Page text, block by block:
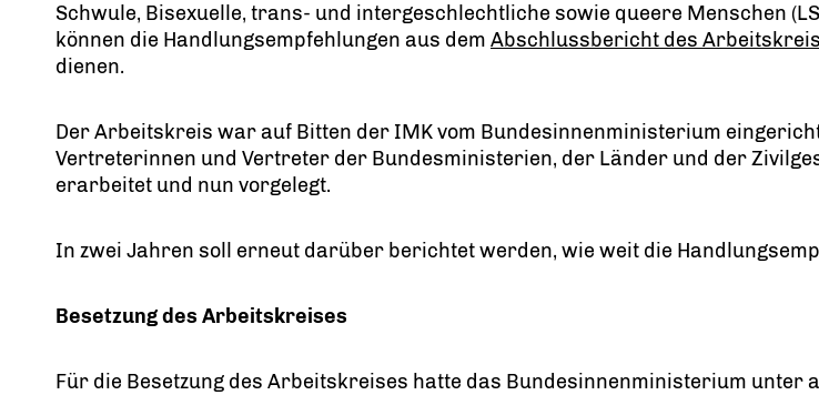
Schwule, Bisexuelle, trans- und intergeschlechtliche sowie queere Menschen
können die Handlungsempfehlungen aus dem Abschlussbericht des
dienen.
Der Arbeitskreis war auf Bitten der IMK vom Bundesinnenministerium
Vertreterinnen und Vertreter der Bundesministerien, der Länder und der
erarbeitet und nun vorgelegt.
In zwei Jahren soll erneut darüber berichtet werden, wie weit die
Besetzung des Arbeitskreises
Für die Besetzung des Arbeitskreises hatte das Bundesinnenministerium